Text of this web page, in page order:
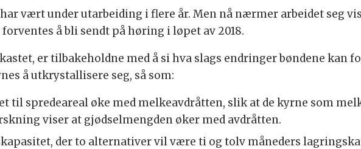
vært under utarbeiding i flere år. Men nå nærmer arbeidet seg
å bli sendt på høring i løpet av 2018.
er tilbakeholdne med å si hva slags endringer bøndene kan
å utkrystallisere seg, så som:
til spredeareal øke med melkeavdråtten, slik at de kyrne som
viser at gjødselmengden øker med avdråtten.
der to alternativer vil være ti og tolv måneders